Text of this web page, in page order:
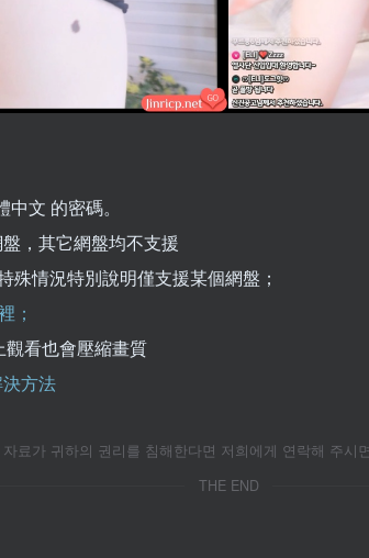
文 的密碼。
，其它網盤均不支援
殊情況特別說明僅支援某個網盤；
；
看也會壓縮畫質
方法
료가 귀하의 권리를 침해한다면 저희에게 연락해 주
THE END